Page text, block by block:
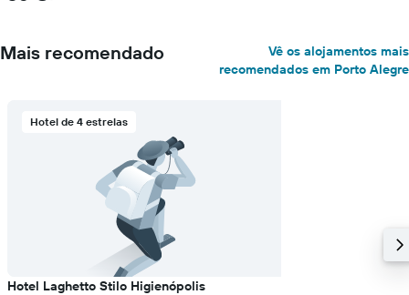
Mais recomendado
Vê os alojamentos mais
recomendados em Porto Alegre
Hotel de 4 estrelas
Hotel Laghetto Stilo Higienópolis